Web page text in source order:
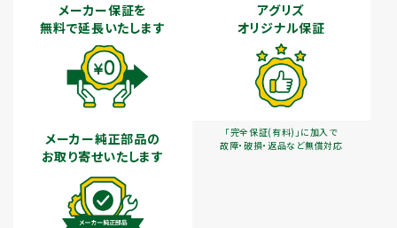
メーカー保証を
無料で延長いたします
アグリズ
オリジナル保証
「完全保証(有料)」に加入で
故障・破損・返品など無償対応
メーカー純正部品の
お取り寄せいたします